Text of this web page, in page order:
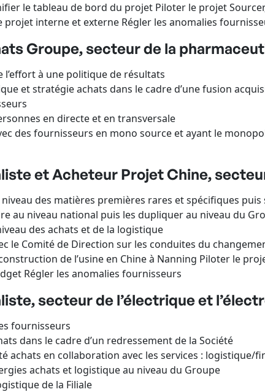
le tableau de bord du projet Piloter le projet
projet interne et externe Régler les anomalies
Groupe, secteur de la
l’effort à une politique de résultats
et stratégie achats dans le cadre d’une fusion
en directe et en transversale
des fournisseurs en mono source et ayant le
et Acheteur Projet Chine,
des matières premières rares et spécifiques puis
au niveau national puis les dupliquer au niveau du
des achats et de la logistique
le Comité de Direction sur les conduites du
de l’usine en Chine à Nanning Piloter le
Régler les anomalies fournisseurs
secteur de l’électrique et
fournisseurs
dans le cadre d’un redressement de la Société
achats en collaboration avec les services : logistique/
achats et logistique au niveau du Groupe
de la Filiale